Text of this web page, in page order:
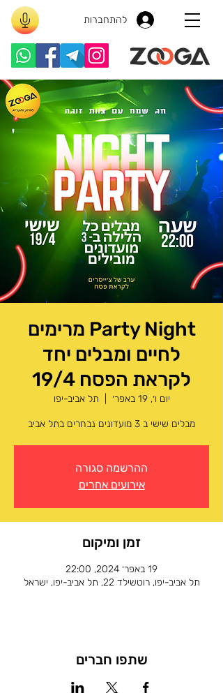
להתחברות
Party Night מרימים
לחיים ומבלים יחד
לקראת הפסח 19/4
יום ו׳, 19 באפר׳ תל אביב-יפו
מבלים שישי ב 3 מועדונים נבחרים בתל אביב
ההרשמה סגורה
אירועים אחרים
זמן ומיקום
19 באפר׳ 2024, 22:00
תל אביב-יפו, רוטשילד 22, תל אביב-יפו, ישראל
שתפו חברים